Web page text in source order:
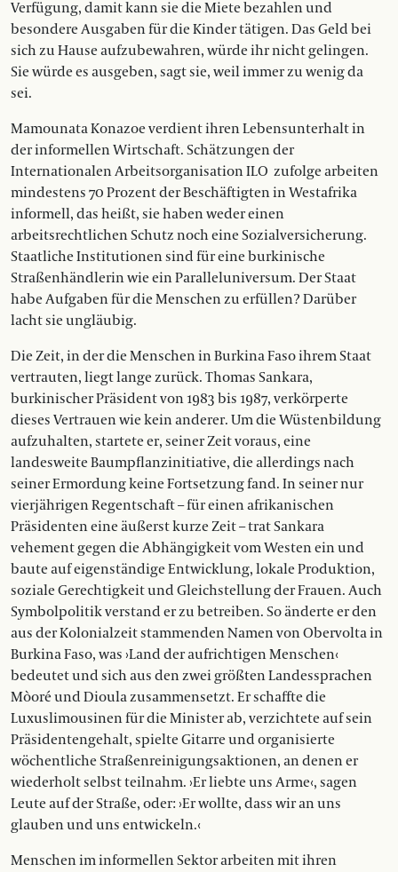
Verfügung, damit kann sie die Miete bezahlen und
besondere Ausgaben für die Kinder tätigen. Das Geld bei
sich zu Hause aufzubewahren, würde ihr nicht gelingen.
Sie würde es ausgeben, sagt sie, weil immer zu wenig da
sei.
Mamounata Konazoe verdient ihren Lebensunterhalt in
der informellen Wirtschaft. Schätzungen der
Internationalen Arbeitsorganisation ILO zufolge arbeiten
mindestens 70 Prozent der Beschäftigten in Westafrika
informell, das heißt, sie haben weder einen
arbeitsrechtlichen Schutz noch eine Sozialversicherung.
Staatliche Institutionen sind für eine burkinische
Straßenhändlerin wie ein Paralleluniversum. Der Staat
habe Aufgaben für die Menschen zu erfüllen? Darüber
lacht sie ungläubig.
Die Zeit, in der die Menschen in Burkina Faso ihrem Staat
vertrauten, liegt lange zurück. Thomas Sankara,
burkinischer Präsident von 1983 bis 1987, verkörperte
dieses Vertrauen wie kein anderer. Um die Wüstenbildung
aufzuhalten, startete er, seiner Zeit voraus, eine
landesweite Baumpflanzinitiative, die allerdings nach
seiner Ermordung keine Fortsetzung fand. In seiner nur
vierjährigen Regentschaft – für einen afrikanischen
Präsidenten eine äußerst kurze Zeit – trat Sankara
vehement gegen die Abhängigkeit vom Westen ein und
baute auf eigenständige Entwicklung, lokale Produktion,
soziale Gerechtigkeit und Gleichstellung der Frauen. Auch
Symbolpolitik verstand er zu betreiben. So änderte er den
aus der Kolonialzeit stammenden Namen von Obervolta in
Burkina Faso, was ›Land der aufrichtigen Menschen‹
bedeutet und sich aus den zwei größten Landessprachen
Mòoré und Dioula zusammensetzt. Er schaffte die
Luxuslimousinen für die Minister ab, verzichtete auf sein
Präsidentengehalt, spielte Gitarre und organisierte
wöchentliche Straßenreinigungsaktionen, an denen er
wiederholt selbst teilnahm. ›Er liebte uns Arme‹, sagen
Leute auf der Straße, oder: ›Er wollte, dass wir an uns
glauben und uns entwickeln.‹
Menschen im informellen Sektor arbeiten mit ihren